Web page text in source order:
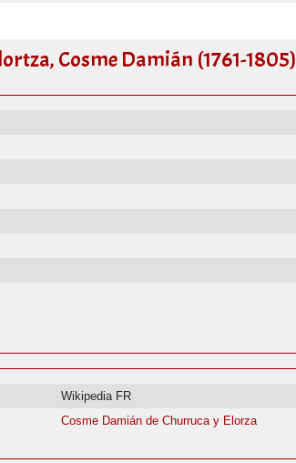
Cosme Damián (1761-1805)
Wikipedia FR
Cosme Damián de Churruca y Elorza